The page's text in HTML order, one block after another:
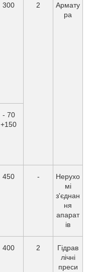
300 2
Армату
ра
- 70
+150
450 -
Нерухо
мі
з'єднан
ня
апарат
ів
400 2
Гідрав
лічні
преси